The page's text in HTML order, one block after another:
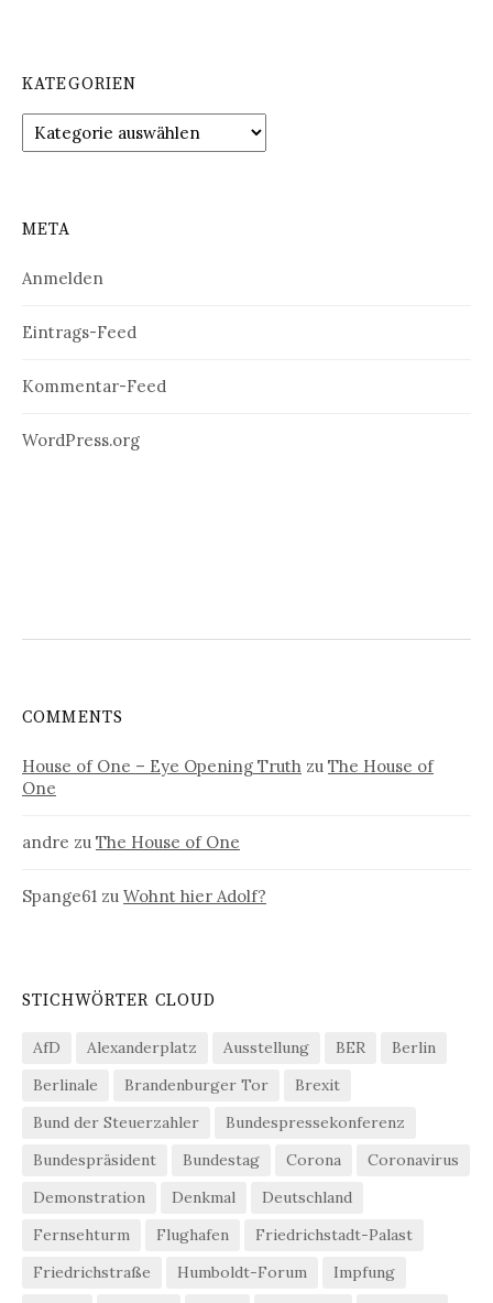
KATEGORIEN
Kategorien
META
Anmelden
Eintrags-Feed
Kommentar-Feed
WordPress.org
COMMENTS
House of One – Eye Opening Truth zu The House of
One
andre zu The House of One
Spange61 zu Wohnt hier Adolf?
STICHWÖRTER CLOUD
AfD Alexanderplatz Ausstellung BER
Berlin
Berlinale
Brandenburger Tor
Brexit
Bund der Steuerzahler
Bundespressekonferenz
Bundespräsident
Bundestag Corona
Coronavirus
Demonstration
Denkmal
Deutschland
Fernsehturm
Flughafen
Friedrichstadt-Palast
Friedrichstraße
Humboldt-Forum
Impfung